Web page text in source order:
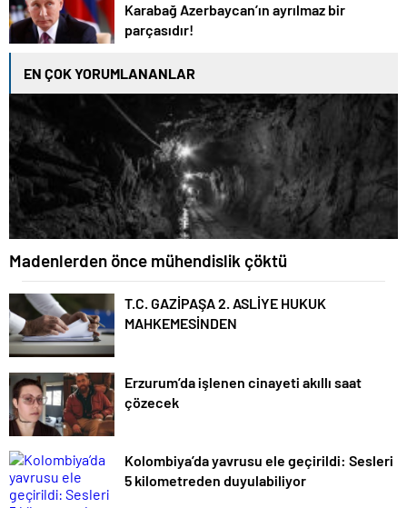
Karabağ Azerbaycan’ın ayrılmaz bir
parçasıdır!
EN ÇOK YORUMLANANLAR
Madenlerden önce mühendislik çöktü
T.C. GAZİPAŞA 2. ASLİYE HUKUK
MAHKEMESİNDEN
Erzurum’da işlenen cinayeti akıllı saat
çözecek
Kolombiya’da yavrusu ele geçirildi: Sesleri
5 kilometreden duyulabiliyor